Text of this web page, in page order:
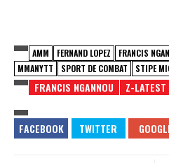
AMM FERNAND LOPEZ FRANCIS
MMANYTT
SPORT DE COMBAT STIPE
FRANCIS NGANNOU Z-LATEST